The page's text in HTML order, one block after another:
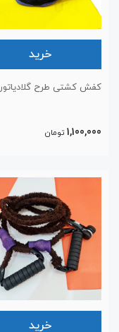
خرید
کفش کشتی طرح گلادیاتور
1,100,000 تومان
خرید